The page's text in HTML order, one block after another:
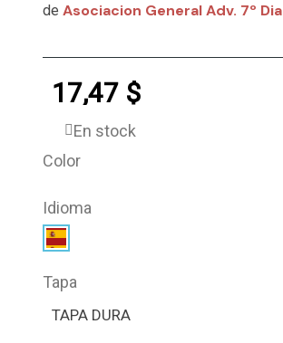
deAsociacion General Adv. 7º Dia
17,47 $
En stock
Color
Idioma
Tapa
TAPA DURA